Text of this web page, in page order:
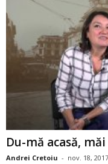
Du-mă acasă,
Andrei Cretoiu - nov. 18, 2017